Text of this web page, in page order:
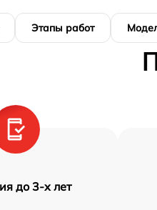
Этапы работ
до 3-х лет